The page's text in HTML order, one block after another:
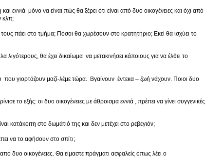
εννιά μόνο να είναι πώς θα ξέρει ότι είναι από δυο οικογένειες και όχι από
κλπ;
πάει στο τμήμα; Πόσοι θα χωρέσουν στο κρατητήριο; Εκεί θα ισχύει το
θα έχει δικαίωμα να μετακινήσει κάποιους για να έλθει το
που γιορτάζουν μαζί-λέμε τώρα. Βγαίνουν έντεκα – ζωή νάχουν. Ποιοι δυο
το εξής: οι δυο οικογένειες με άθροισμα εννιά , πρέπει να γίνει συγγενικές
κατάκοιτη στο δωμάτιό της και δεν μετέχει στο ρεβεγιόν;
να το αφήσουν στο σπίτι;
δυο οικογένειες. Θα είμαστε πράγματι ασφαλείς όπως λέει ο